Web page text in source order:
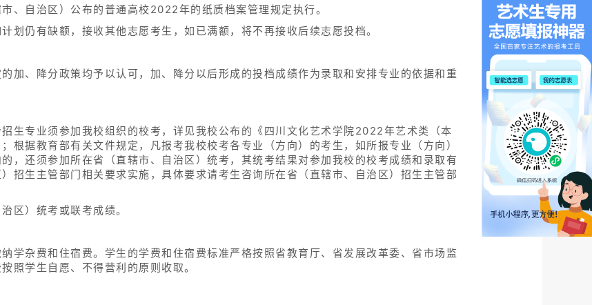
级招生主管部门统一组织，实行“学院负责、招办监督”的录取原则。
考生高考文化成绩达到生源所在地省级招生主管部门划定的文化录取控制分数线，学院在
优录取。
考生高考文化成绩达到生源所在地省级招生主管部门划定的文化录取控制分数线，专业考
绩（专业成绩相同，按高考文化成绩排序）［其中四川省编导类本专科专业按高考文化成
高分到低分择优录取。